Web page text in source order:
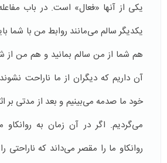
یکی از آنها «فعال» است. در باب
یکدیگر سالم می‌مانند روابط من با شما
هم شما از من سالم بمانید و هم من از
آن داریم که دیگران از ما ناراحت
خود ما صدمه می‌بینیم و بعد از مدتی بر
می‌گردیم. اگر در آن زمان به روانکاو
روانکاو ما را مقصر می‌داند که